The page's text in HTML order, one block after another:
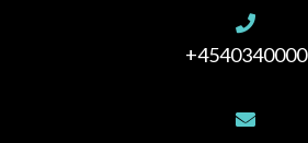
+4540340000